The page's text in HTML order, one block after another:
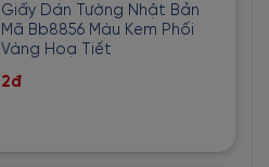
Giấy Dán Tường Nhật Bản
Mã Bb8856 Màu Kem Phối
Vàng Hoạ Tiết
2đ